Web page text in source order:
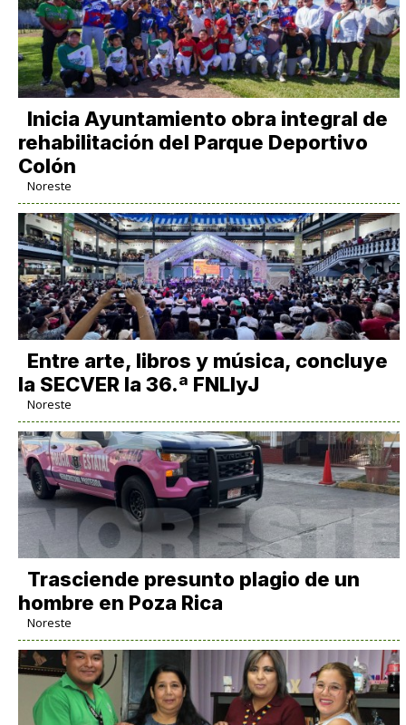
Inicia Ayuntamiento obra integral de
rehabilitación del Parque Deportivo
Colón
Noreste
Entre arte, libros y música, concluye
la SECVER la 36.ª FNLIyJ
Noreste
Trasciende presunto plagio de un
hombre en Poza Rica
Noreste